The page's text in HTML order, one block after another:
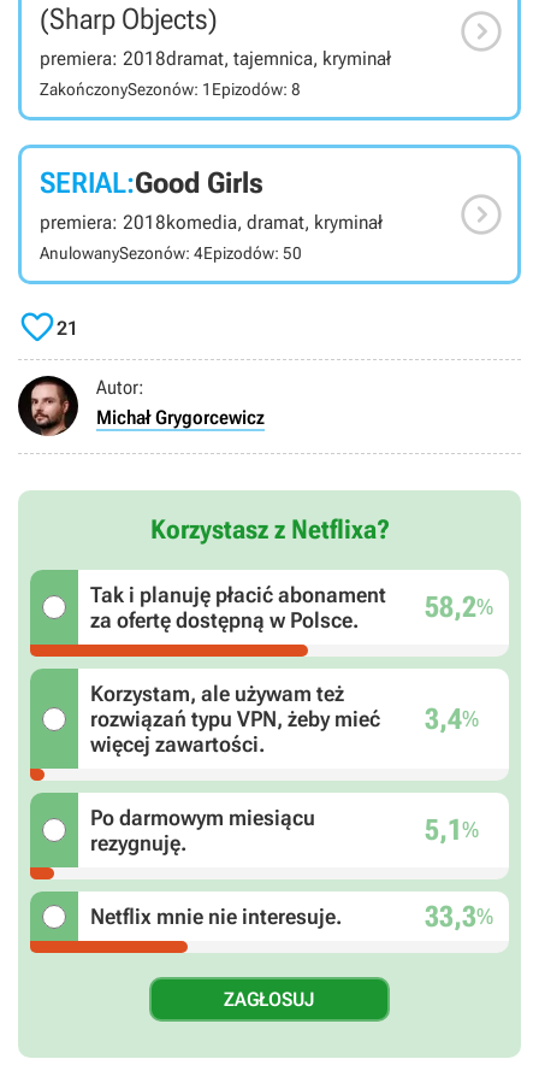
(Sharp Objects)
premiera: 2018dramat, tajemnica, kryminał
ZakończonySezonów: 1 Epizodów: 8

SERIAL:Good Girls
premiera: 2018komedia, dramat, kryminał
AnulowanySezonów: 4Epizodów: 50

21
Autor:
Michał Grygorcewicz
Korzystasz z Netflixa?
Tak i planuję płacić abonament
za ofertę dostępną w Polsce.
58,2%
Korzystam, ale używam też
rozwiązań typu VPN, żeby mieć
więcej zawartości.
3,4%
Po darmowym miesiącu
rezygnuję.
5,1%
Netflix mnie nie interesuje. 33,3%